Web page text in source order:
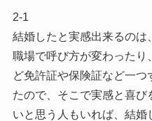
2-1
結婚したと実感出来るのは
職場で呼び方が変わったり
ど免許証や保険証など一
たので、そこで実感と喜び
いと思う人もいれば、結婚